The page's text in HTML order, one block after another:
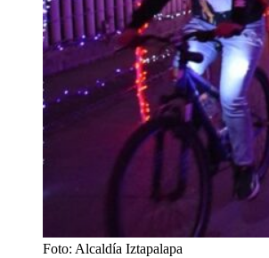
Foto: Alcaldía Iztapalapa